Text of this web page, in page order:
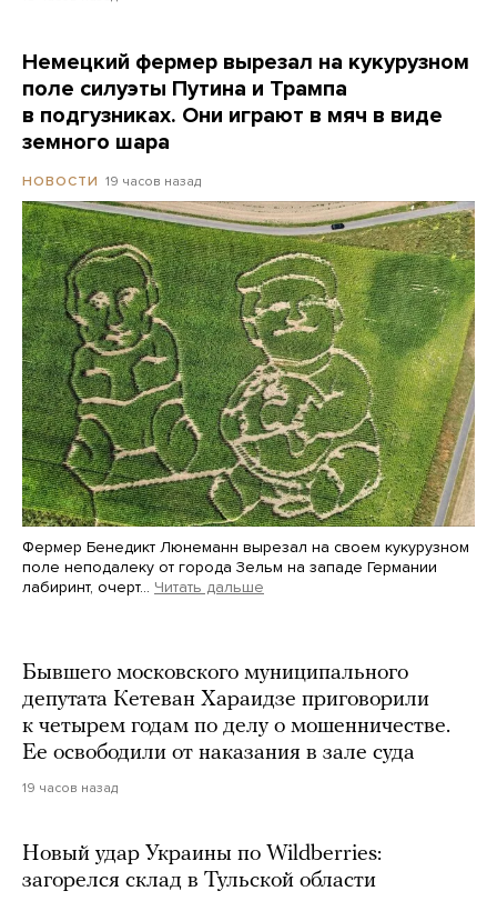
Немецкий фермер вырезал на кукурузном
поле силуэты Путина и Трампа
в подгузниках. Они играют в мяч в виде
земного шара
НОВОСТИ 19 часов назад
Фермер Бенедикт Люнеманн вырезал на своем кукурузном
поле неподалеку от города Зельм на западе Германии
лабиринт, очерт… Читать дальше
Бывшего московского муниципального
депутата Кетеван Хараидзе приговорили
к четырем годам по делу о мошенничестве.
Ее освободили от наказания в зале суда
19 часов назад
Новый удар Украины по Wildberries:
загорелся склад в Тульской области